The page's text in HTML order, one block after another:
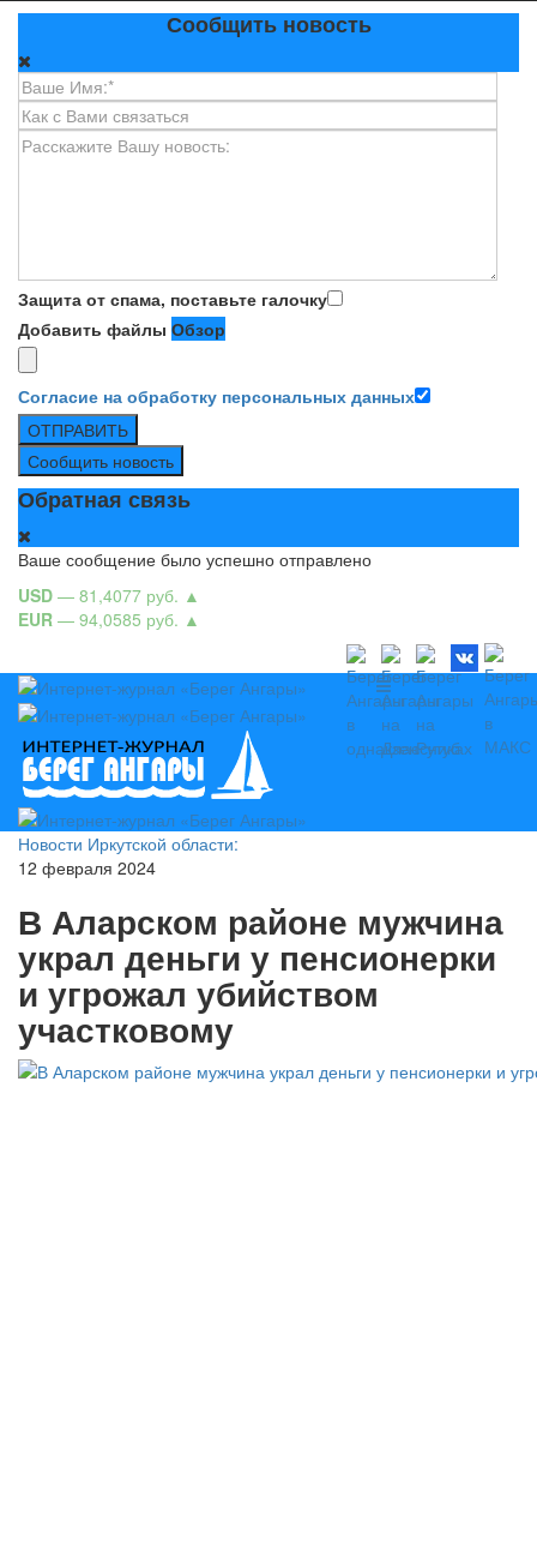
Сообщить новость
Защита от спама, поставьте галочку
Добавить файлы Обзор
Согласие на обработку персональных данных
ОТПРАВИТЬ
Сообщить новость
Обратная связь
Ваше сообщение было успешно отправлено
USD — 81,4077 руб. ▲
EUR — 94,0585 руб. ▲
Новости Иркутской области:
12 февраля 2024
В Аларском районе мужчина
украл деньги у пенсионерки
и угрожал убийством
участковому